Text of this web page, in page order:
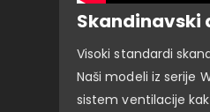
Skandinavski
Visoki standardi
Naši modeli iz serije
sistem ventilacije